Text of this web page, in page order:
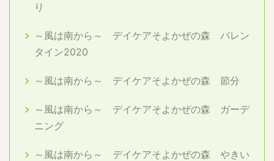
り
～風は南から～ デイケアそよかぜの森 バレン
タイン2020
～風は南から～ デイケアそよかぜの森 節分
～風は南から～ デイケアそよかぜの森 ガーデ
ニング
～風は南から～ デイケアそよかぜの森 やきい